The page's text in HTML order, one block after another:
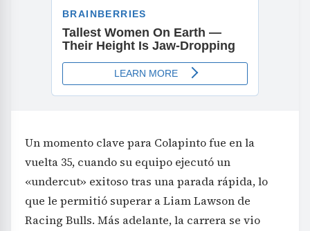
Un momento clave para Colapinto fue en la
vuelta 35, cuando su equipo ejecutó un
«undercut» exitoso tras una parada rápida, lo
que le permitió superar a Liam Lawson de
Racing Bulls. Más adelante, la carrera se vio